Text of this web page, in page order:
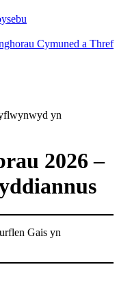
Cymuned a Thref
yn
2026 –
Gais yn